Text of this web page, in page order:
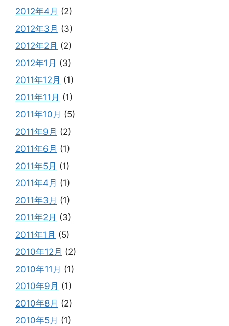
2012年4月 (2)
2012年3月 (3)
2012年2月 (2)
2012年1月 (3)
2011年12月 (1)
2011年11月 (1)
2011年10月 (5)
2011年9月 (2)
2011年6月 (1)
2011年5月 (1)
2011年4月 (1)
2011年3月 (1)
2011年2月 (3)
2011年1月 (5)
2010年12月 (2)
2010年11月 (1)
2010年9月 (1)
2010年8月 (2)
2010年5月 (1)